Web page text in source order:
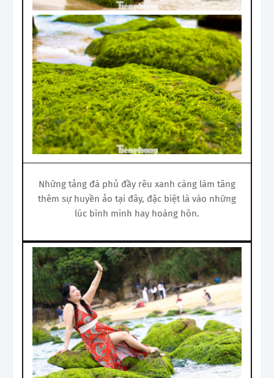
Những tảng đá phủ đầy rêu xanh càng làm tăng
thêm sự huyền ảo tại đây, đặc biệt là vào những
lúc bình minh hay hoàng hôn.